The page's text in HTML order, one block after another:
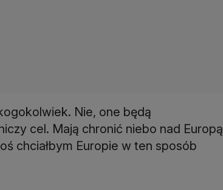
Nie, one będą
cel. Mają chronić niebo nad Europą
chciałbym Europie w ten sposób